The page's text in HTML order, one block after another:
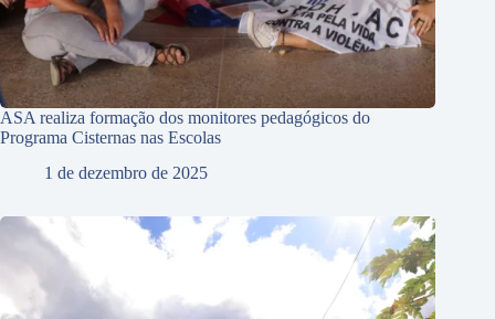
ASA realiza formação dos monitores pedagógicos do
Programa Cisternas nas Escolas
1 de dezembro de 2025